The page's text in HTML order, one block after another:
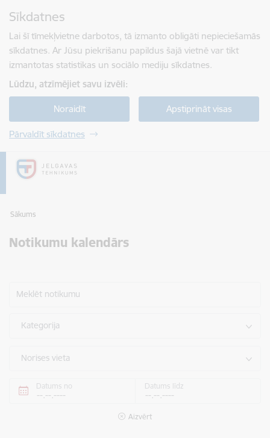
Sīkdatnes
Lai šī tīmekļvietne darbotos, tā izmanto obligāti nepieciešamās
sīkdatnes. Ar Jūsu piekrišanu papildus šajā vietnē var tikt
izmantotas statistikas un sociālo mediju sīkdatnes.
Lūdzu, atzīmējiet savu izvēli:
Noraidīt Apstiprināt visas
Pārvaldīt sīkdatnes
Sākums
Notikumu kalendārs
Meklēt notikumu
Kategorija
Norises vieta
Datums no Datums līdz
Aizvērt